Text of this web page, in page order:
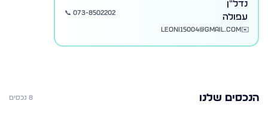
📞 073-8502202
✉️
leoni15004@gmail.com
הנכסים שלנו 8נכסים